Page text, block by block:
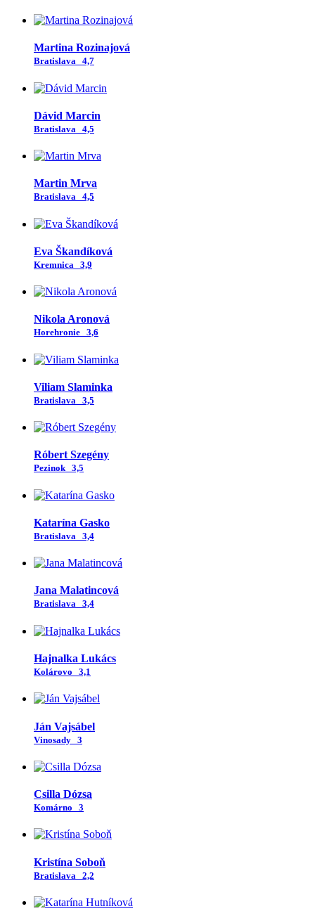
Martina Rozinajová
Bratislava 4,7
Dávid Marcin
Bratislava 4,5
Martin Mrva
Bratislava 4,5
Eva Škandíková
Kremnica 3,9
Nikola Aronová
Horehronie 3,6
Viliam Slaminka
Bratislava 3,5
Róbert Szegény
Pezinok 3,5
Katarína Gasko
Bratislava 3,4
Jana Malatincová
Bratislava 3,4
Hajnalka Lukács
Kolárovo 3,1
Ján Vajsábel
Vinosady 3
Csilla Dózsa
Komárno 3
Kristína Soboň
Bratislava 2,2